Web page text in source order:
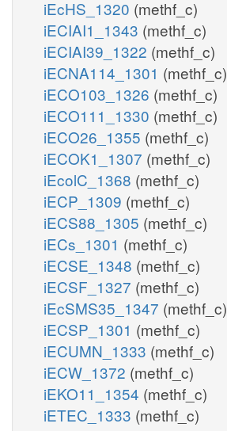
iEcHS_1320 (methf_c)
iECIAI1_1343 (methf_c)
iECIAI39_1322 (methf_c)
iECNA114_1301 (methf_c)
iECO103_1326 (methf_c)
iECO111_1330 (methf_c)
iECO26_1355 (methf_c)
iECOK1_1307 (methf_c)
iEcolC_1368 (methf_c)
iECP_1309 (methf_c)
iECS88_1305 (methf_c)
iECs_1301 (methf_c)
iECSE_1348 (methf_c)
iECSF_1327 (methf_c)
iEcSMS35_1347 (methf_c)
iECSP_1301 (methf_c)
iECUMN_1333 (methf_c)
iECW_1372 (methf_c)
iEKO11_1354 (methf_c)
iETEC_1333 (methf_c)